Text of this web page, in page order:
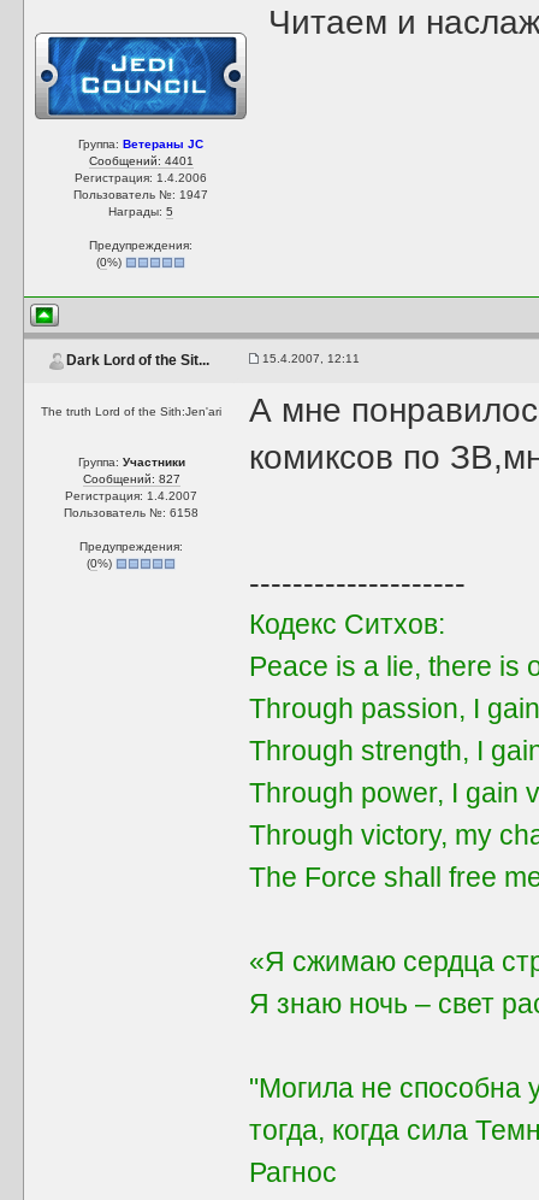
Группа:Ветераны JC
Сообщений: 4401
Регистрация: 1.4.2006
Пользователь №: 1947
Награды:5
Предупреждения:
(0%)
Читаем и
Dark Lord of the Sit... 15.4.2007, 12:11
The truth Lord of the Sith:Jen'ari
Группа: Участники
Сообщений: 827
Регистрация: 1.4.2007
Пользователь №: 6158
Предупреждения:
(0%)
А мне
комиксов по
--------------------
Кодекс Ситхов:
Peace is a lie, there is
Through passion, I
Through strength, I
Through power, I gain
Through victory, my
The Force shall free
«Я сжимаю сердца
Я знаю ночь – свет
"Могила не способна
тогда, когда сила
Рагнос